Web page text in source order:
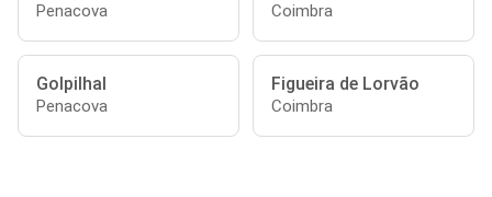
Penacova Coimbra
Golpilhal
Penacova
Figueira de Lorvão
Coimbra